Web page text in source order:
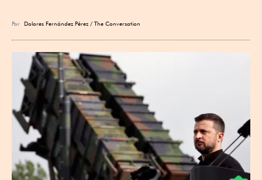
Por Dolores Fernández Pérez / The Conversation